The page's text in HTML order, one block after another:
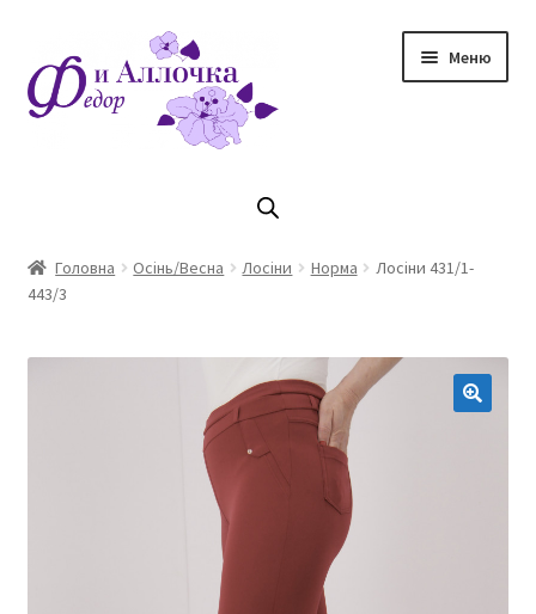
до
навігації
до
контенту
Меню
Магазин
Головна Осінь/Весна Лосіни Норма
Лосіни 431/1-
443/3